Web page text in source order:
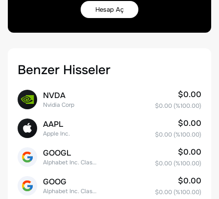
Hesap Aç
Benzer Hisseler
NVDA
Nvidia Corp
$0.00
$0.00 (%100.00)
AAPL
Apple Inc.
$0.00
$0.00 (%100.00)
GOOGL
Alphabet Inc. Class A Common Stock
$0.00
$0.00 (%100.00)
GOOG
Alphabet Inc. Class C Capital Stock
$0.00
$0.00 (%100.00)